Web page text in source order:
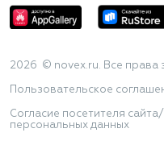
2026 © novex.ru. Все права
Пользовательское
Согласие посетителя
персональных данных